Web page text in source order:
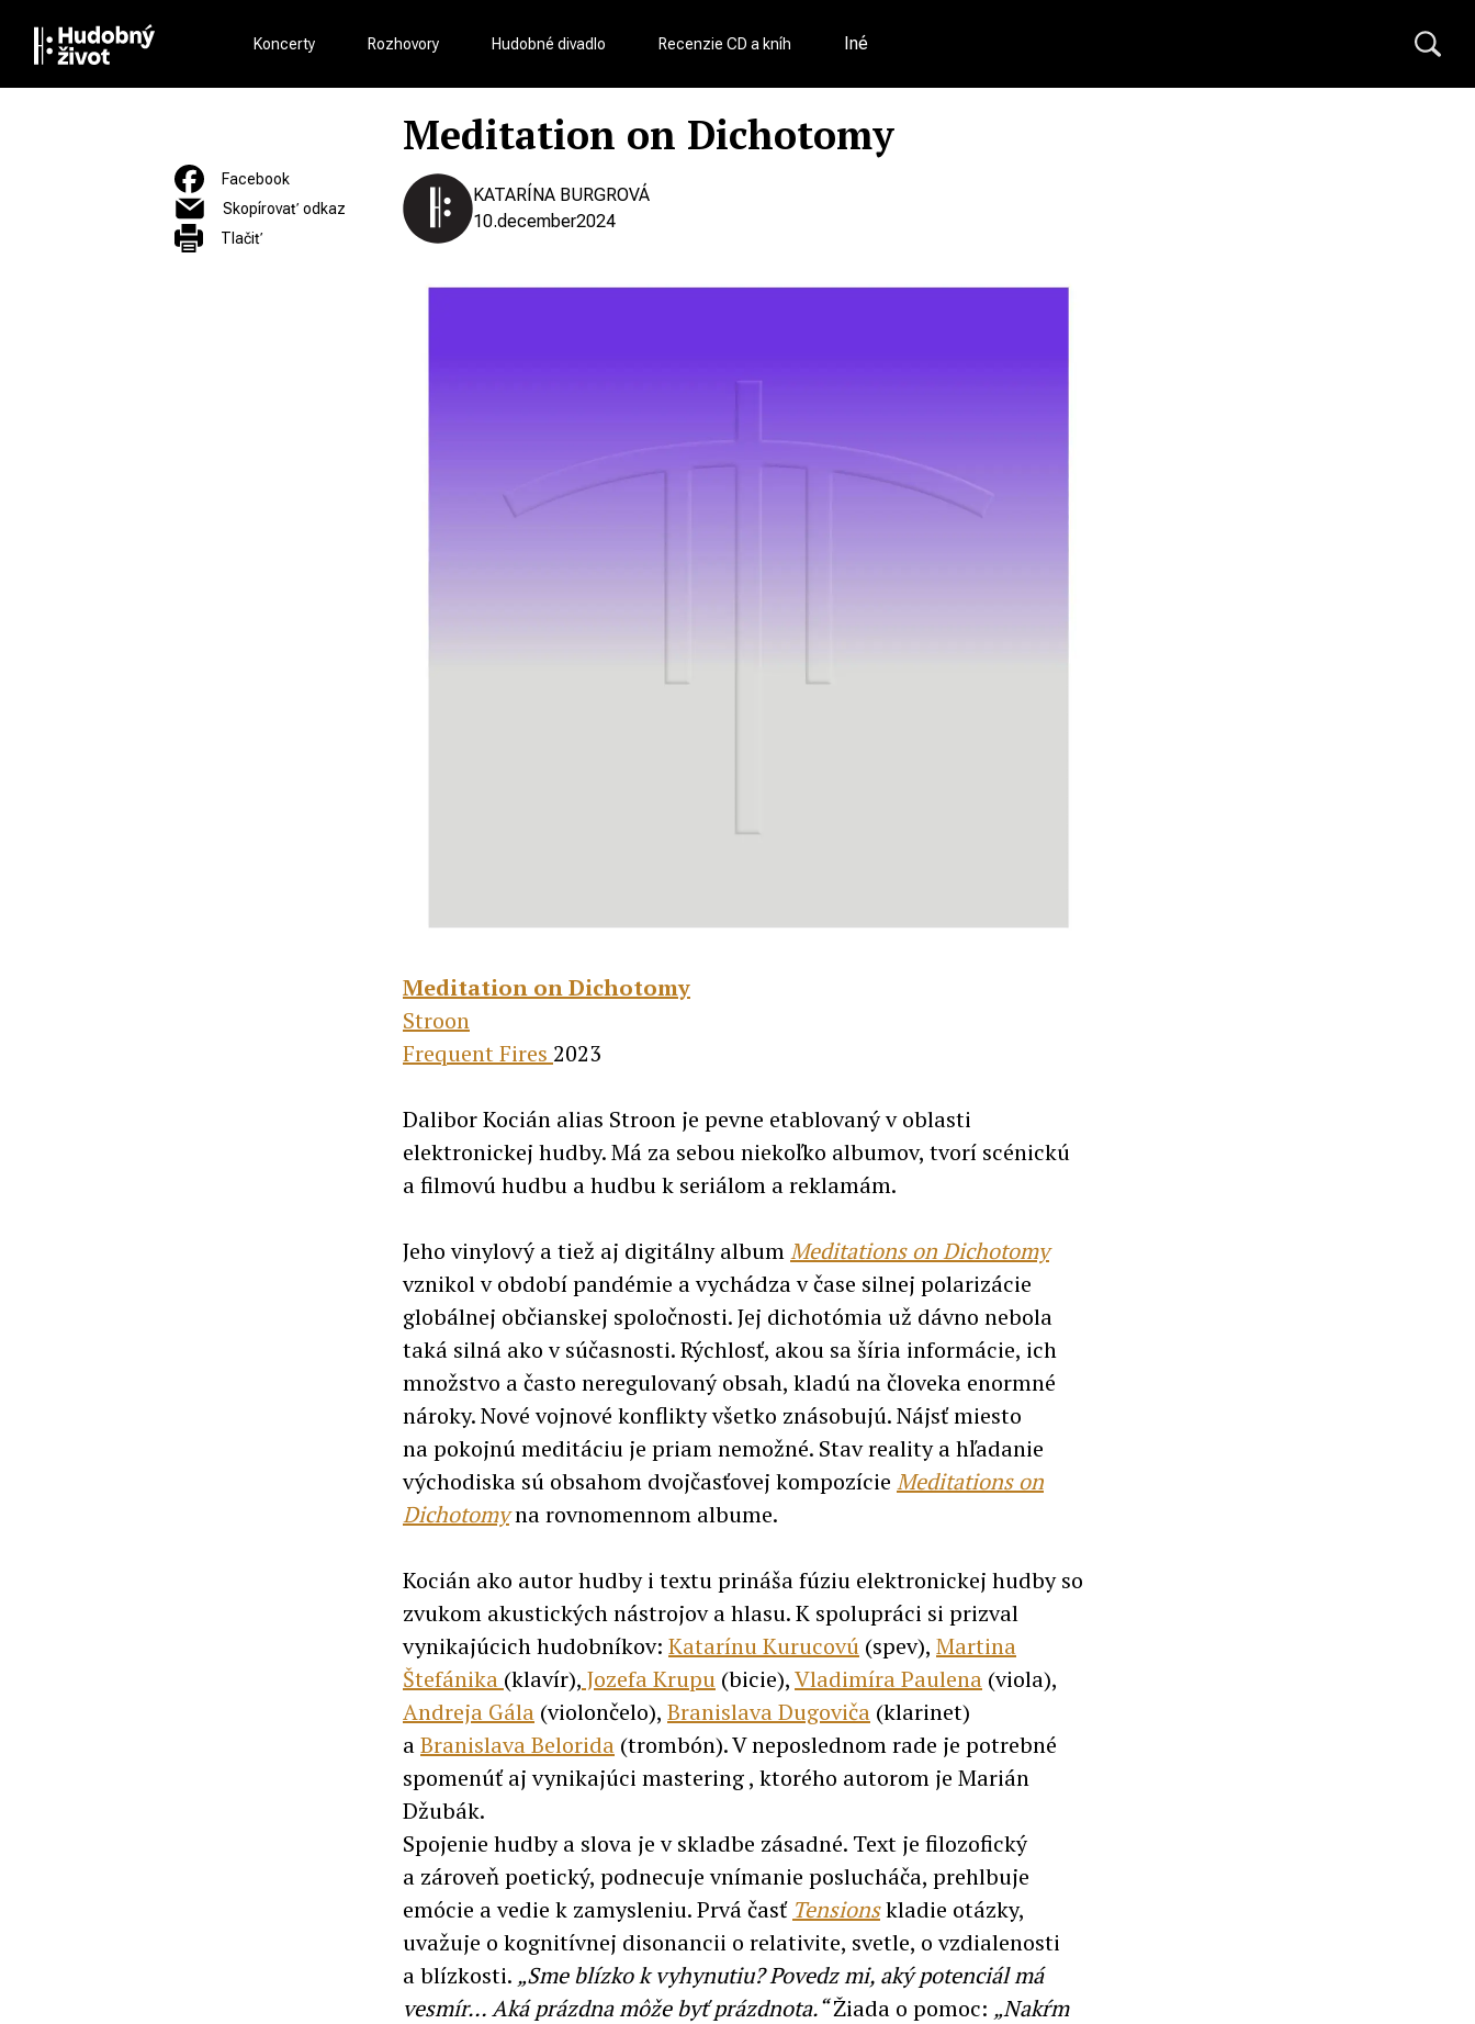
Koncerty Rozhovory Hudobné divadlo Recenzie CD a kníh Iné
Meditation on Dichotomy
Facebook
Skopírovať odkaz
Tlačiť
KATARÍNA BURGROVÁ
10.december2024
Meditation on Dichotomy
Stroon
Frequent Fires 2023
Dalibor Kocián alias Stroon je pevne etablovaný v oblasti
elektronickej hudby. Má za sebou niekoľko albumov, tvorí scénickú
a filmovú hudbu a hudbu k seriálom a reklamám.
Jeho vinylový a tiež aj digitálny albumMeditations on Dichotomy
vznikol v období pandémie a vychádza v čase silnej polarizácie
globálnej občianskej spoločnosti. Jej dichotómia už dávno nebola
taká silná ako v súčasnosti. Rýchlosť, akou sa šíria informácie, ich
množstvo a často neregulovaný obsah, kladú na človeka enormné
nároky. Nové vojnové konflikty všetko znásobujú. Nájsť miesto
na pokojnú meditáciu je priam nemožné. Stav reality a hľadanie
východiska sú obsahom dvojčasťovej kompozície Meditations on
Dichotomyna rovnomennom albume.
Kocián ako autor hudby i textu prináša fúziu elektronickej hudby so
zvukom akustických nástrojov a hlasu. K spolupráci si prizval
vynikajúcich hudobníkov: Katarínu Kurucovú (spev), Martina
Štefánika (klavír), Jozefa Krupu (bicie),Vladimíra Paulena (viola),
Andreja Gála (violončelo), Branislava Dugoviča (klarinet)
aBranislava Belorida (trombón). V neposlednom rade je potrebné
spomenúť aj vynikajúci mastering , ktorého autorom je Marián
Džubák.
Spojenie hudby a slova je v skladbe zásadné. Text je filozofický
a zároveň poetický, podnecuje vnímanie poslucháča, prehlbuje
emócie a vedie k zamysleniu. Prvá časť Tensionskladie otázky,
uvažuje o kognitívnej disonancii o relativite, svetle, o vzdialenosti
a blízkosti. „Sme blízko k vyhynutiu? Povedz mi, aký potenciál má
vesmír… Aká prázdna môže byť prázdnota.“Žiada o pomoc: „Nakŕm